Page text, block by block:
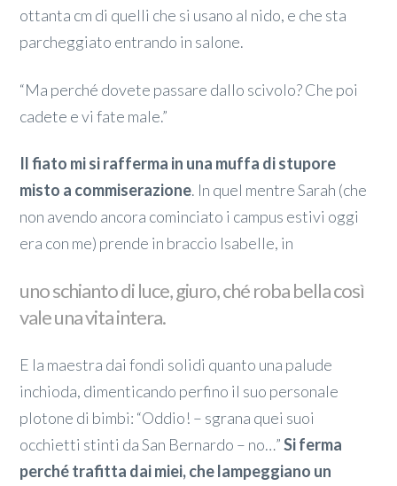
ottanta cm di quelli che si usano al nido, e che sta
parcheggiato entrando in salone.
“Ma perché dovete passare dallo scivolo? Che poi
cadete e vi fate male.”
Il fiato mi si rafferma in una muffa di stupore
misto a commiserazione. In quel mentre Sarah (che
non avendo ancora cominciato i campus estivi oggi
era con me) prende in braccio Isabelle, in
uno schianto di luce, giuro, ché roba bella così
vale una vita intera.
E la maestra dai fondi solidi quanto una palude
inchioda, dimenticando perfino il suo personale
plotone di bimbi: “Oddio! – sgrana quei suoi
occhietti stinti da San Bernardo – no…”Si ferma
perché trafitta dai miei, che lampeggiano un